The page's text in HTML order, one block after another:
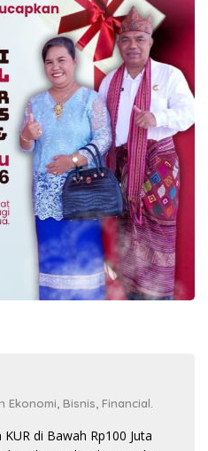
Ekonomi, Bisnis, Financial.